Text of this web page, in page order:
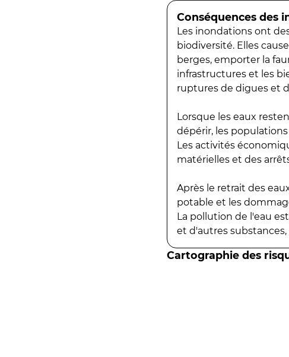
Conséquences des
Les inondations ont
biodiversité. Elles
berges, emporter la
infrastructures et les
ruptures de digues et
Lorsque les eaux
dépérir, les
Les activités
matérielles et des
Après le retrait des
potable et les
La pollution de l'eau
et d'autres substances,
Cartographie des